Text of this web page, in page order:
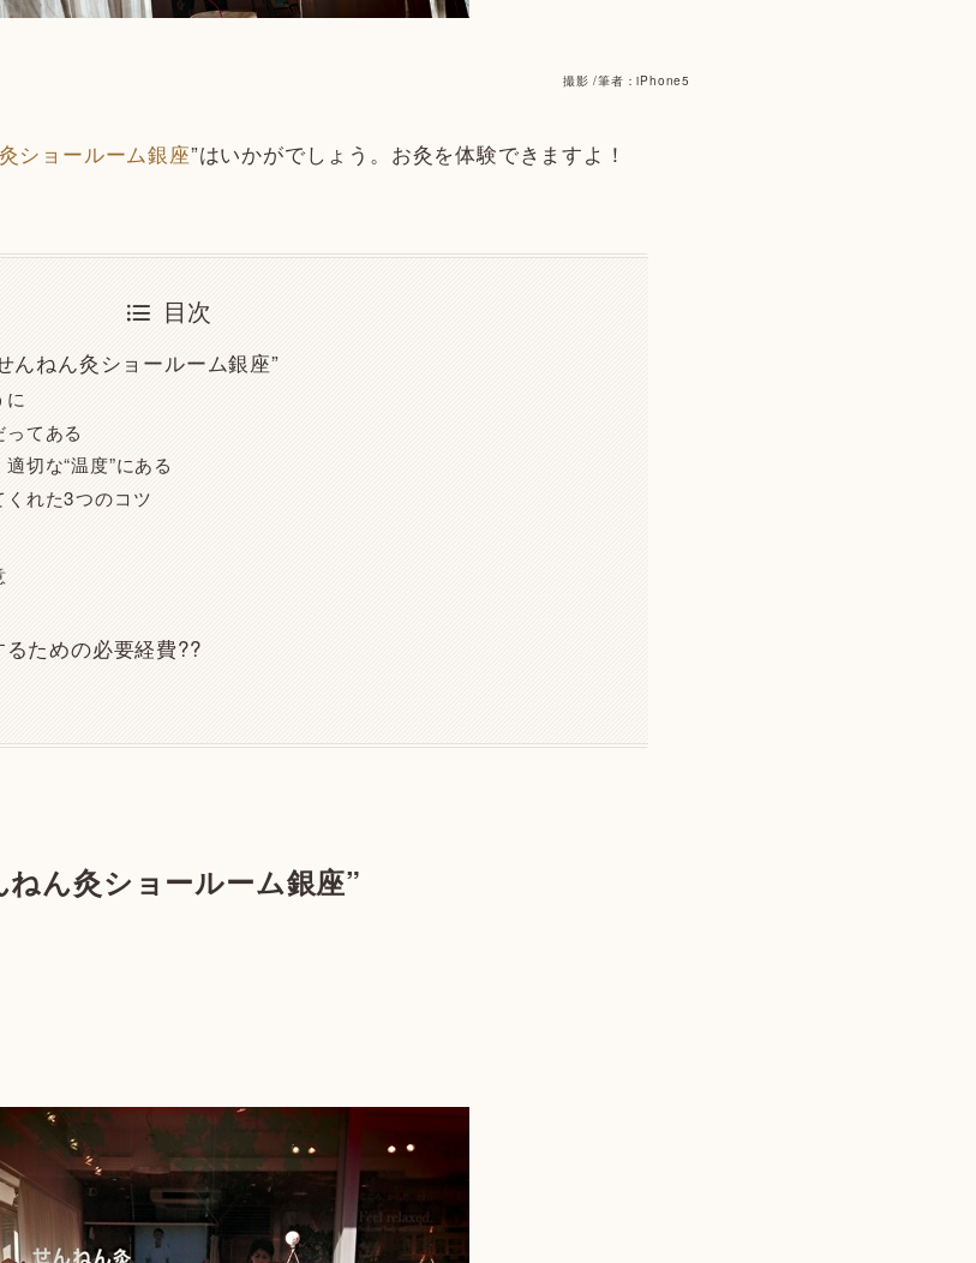
撮影 /筆者：iPhone5
ショールーム銀座”はいかがでしょう。お灸を体験できますよ！
目次
んねん灸ショールーム銀座”
ってある
切な“温度”にある
くれた3つのコツ
ための必要経費??
ん灸ショールーム銀座”